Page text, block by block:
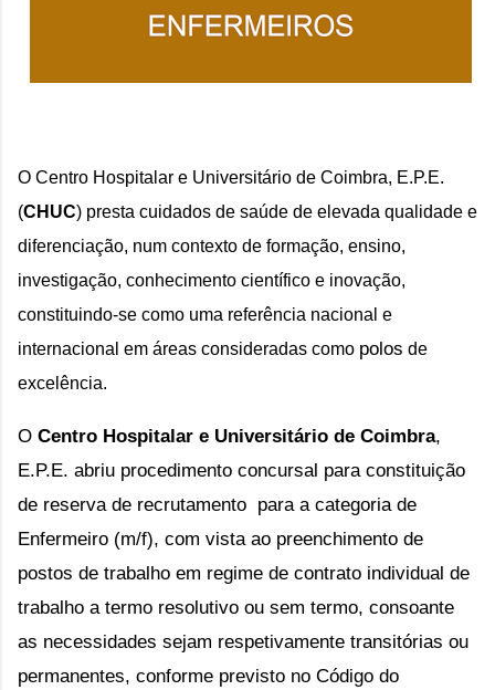
O Centro Hospitalar e Universitário de Coimbra, E.P.E.
(CHUC) presta cuidados de saúde de elevada qualidade e
diferenciação, num contexto de formação, ensino,
investigação, conhecimento científico e inovação,
constituindo-se como uma referência nacional e
internacional em áreas consideradas como polos de
excelência.
O Centro Hospitalar e Universitário de Coimbra,
E.P.E. abriu procedimento concursal para constituição
de reserva de recrutamento  para a categoria de
Enfermeiro (m/f), com vista ao preenchimento de
postos de trabalho em regime de contrato individual de
trabalho a termo resolutivo ou sem termo, consoante
as necessidades sejam respetivamente transitórias ou
permanentes, conforme previsto no Código do